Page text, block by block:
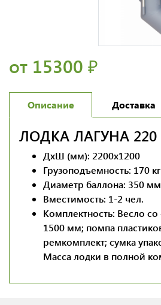
от 15300 ₽
Описание Доставка
ЛОДКА ЛАГУНА 220
ДхШ (мм):
Грузоподъемность:
Диаметр баллона:
Вместимость: 1-2
Комплектность: Весло
1500 мм; помпа
ремкомплект; сумка
Масса лодки в полной